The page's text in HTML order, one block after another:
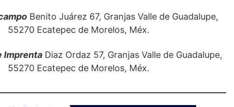
Benito Juárez 67, Granjas Valle de Guadalupe,
55270 Ecatepec de Morelos, Méx.
Imprenta Diaz Ordaz 57, Granjas Valle de Guadalupe,
55270 Ecatepec de Morelos, Méx.